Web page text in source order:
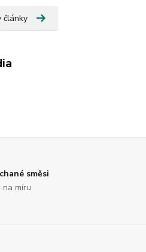
články
směsi
na míru